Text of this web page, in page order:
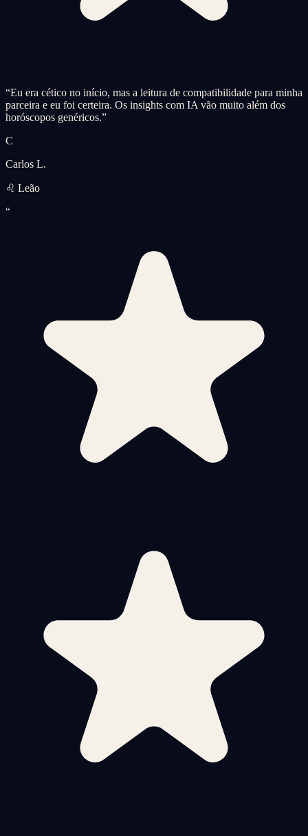
“Eu era cético no início, mas a leitura de compatibilidade para minha
parceira e eu foi certeira. Os insights com IA vão muito além dos
horóscopos genéricos.”
C
Carlos L.
♌ Leão
“